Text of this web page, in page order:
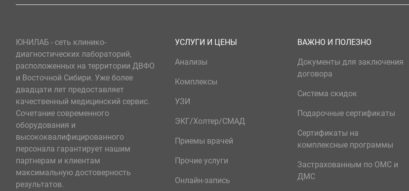
ЮНИЛАБ - сеть клинико-
диагностических лабораторий,
расположенных на территории ДВФО
и Восточной Сибири. Уже более
двадцати лет предоставляет
качественный медицинский сервис.
Сочетание современного
оборудования и
высококвалифицированного
персонала гарантирует нашим
партнерам и клиентам
максимальную достоверность
результатов.
УСЛУГИ И ЦЕНЫ
Анализы
Комплексы
УЗИ
ЭКГ/Холтер/СМАД
Приемы врачей
Прочие услуги
Онлайн-запись
ВАЖНО И ПОЛЕЗНО
Документы для заключения
договора
Система скидок
Подарочные сертификаты
Сертификаты на
комплексные программы
Застрахованным по ОМС и
ДМС